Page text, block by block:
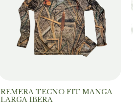
REMERA TECNO FIT MANGA
LARGA IBERA